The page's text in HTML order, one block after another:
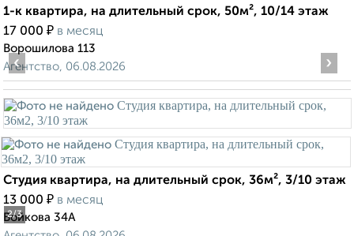
1-к квартира, на длительный срок, 50м², 10/14 этаж
17 000 ₽ в месяц
Ворошилова 113
Агентство, 06.08.2026
2/3
‹ ›
Студия квартира, на длительный срок, 36м², 3/10 этаж
13 000 ₽ в месяц
Войкова 34А